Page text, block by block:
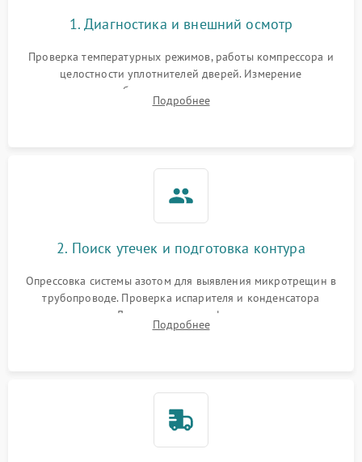
1. Диагностика и внешний осмотр
Проверка температурных режимов, работы компрессора и
целостности уплотнителей дверей. Измерение
сопротивления обмоток мотора, проверка термостата и
считывание кодов ошибок с электронного дисплея.
Подробнее
2. Поиск утечек и подготовка контура
Опрессовка системы азотом для выявления микротрещин в
трубопроводе. Проверка испарителя и конденсатора
течеискателем. Демонтаж старого фильтра-осушителя и
продувка капиллярной трубки для устранения засоров.
Подробнее